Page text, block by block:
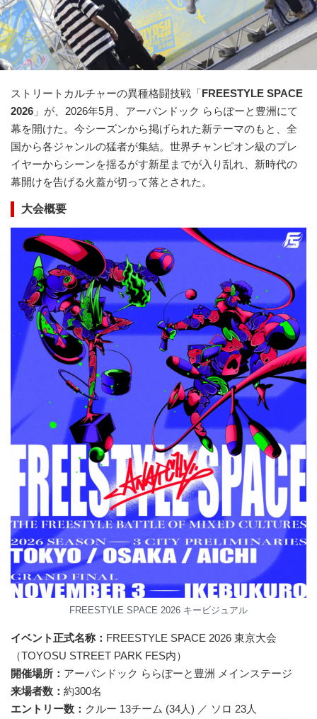
ストリートカルチャーの異種格闘技戦「FREESTYLE SPACE
2026 」が、2026年5月、アーバンドック ららぽーと豊洲にて
幕を開けた。今シーズンから掲げられた新テーマのもと、全
国から各ジャンルの猛者が集結。世界チャンピオン級のプレ
イヤーからシーンを揺るがす新星までが入り乱れ、新時代の
幕開けを告げる火蓋が切って落とされた。
大会概要
FREESTYLE SPACE 2026 キービジュアル
イベント正式名称： FREESTYLE SPACE 2026 東京大会
（TOYOSU STREET PARK FES内）
開催場所： アーバンドック ららぽーと豊洲 メインステージ
来場者数： 約300名
エントリー数： クルー 13チーム (34人) ／ ソロ 23人